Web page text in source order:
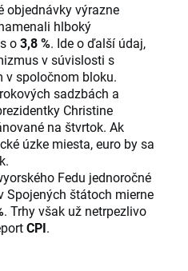
objednávky výrazne
hlboký
o3,8 %. Ide o ďalší údaj,
v súvislosti s
v spoločnom bloku.
sadzbách a
Christine
na štvrtok. Ak
úzke miesta, euro by sa
Fedu jednoročné
Spojených štátoch mierne
. Trhy však už netrpezlivo
CPI.